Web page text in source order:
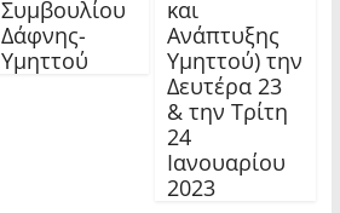
Συμβουλίου
Δάφνης-
Υμηττού
και
Ανάπτυξης
Υμηττού) την
Δευτέρα 23
& την Τρίτη
24
Ιανουαρίου
2023